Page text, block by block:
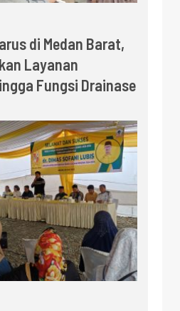
di Medan Barat,
Layanan
Fungsi Drainase